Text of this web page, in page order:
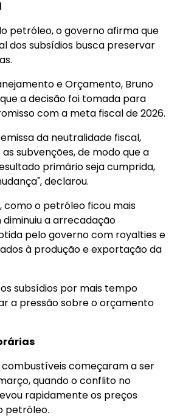
petróleo, o governo afirma que
dos subsídios busca preservar
e Orçamento, Bruno
a decisão foi tomada para
com a meta fiscal de 2026.
da neutralidade fiscal,
subvenções, de modo que a
primário seja cumprida,
declarou.
como o petróleo ficou mais
a arrecadação
pelo governo com royalties e
à produção e exportação da
subsídios por mais tempo
a pressão sobre o orçamento
combustíveis começaram a ser
quando o conflito no
rapidamente os preços
petróleo.